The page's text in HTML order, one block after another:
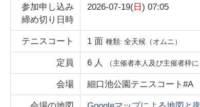
参加申し込み
締め切り日時
2026-07-19( 日) 07:05
テニスコート 1 面種類:全天候（オムニ）
定員 6 人 （主催者本人及び主催者枠
会場 細口池公園テニスコート#A